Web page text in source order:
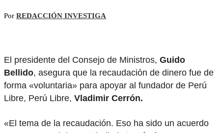
Por REDACCIÓN INVESTIGA
El presidente del Consejo de Ministros, Guido
Bellido, asegura que la recaudación de dinero fue de
forma «voluntaria» para apoyar al fundador de Perú
Libre, Perú Libre, Vladimir Cerrón.
«El tema de la recaudación. Eso ha sido un acuerdo